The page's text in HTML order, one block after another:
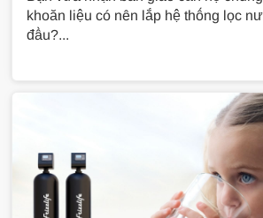
khoăn liệu có nên lắp hệ thống lọc
đầu?...